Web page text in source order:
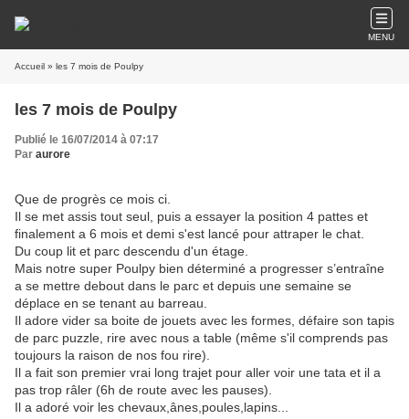
MENU
Accueil » les 7 mois de Poulpy
les 7 mois de Poulpy
Publié le 16/07/2014 à 07:17
Par aurore
Que de progrès ce mois ci.
Il se met assis tout seul, puis a essayer la position 4 pattes et
finalement a 6 mois et demi s'est lancé pour attraper le chat.
Du coup lit et parc descendu d'un étage.
Mais notre super Poulpy bien déterminé a progresser s’entraîne
a se mettre debout dans le parc et depuis une semaine se
déplace en se tenant au barreau.
Il adore vider sa boite de jouets avec les formes, défaire son tapis
de parc puzzle, rire avec nous a table (même s'il comprends pas
toujours la raison de nos fou rire).
Il a fait son premier vrai long trajet pour aller voir une tata et il a
pas trop râler (6h de route avec les pauses).
Il a adoré voir les chevaux,ânes,poules,lapins...